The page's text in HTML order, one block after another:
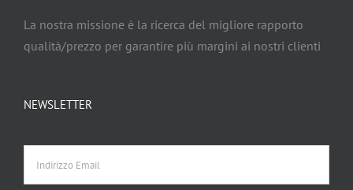
La nostra missione è la ricerca del migliore rapporto
qualità/prezzo per garantire più margini ai nostri clienti
NEWSLETTER
Indirizzo
Email